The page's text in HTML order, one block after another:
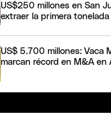
US$250 millones en San
extraer la primera
US$ 5.700 millones: Vaca
marcan récord en M&A en